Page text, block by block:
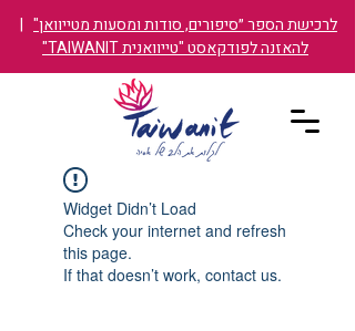
לרכישת הספר ״סיפורים, סודות ומסעות מטייוואן" |
להאזנה לפודקאסט "טייוואנית TAIWANIT"
Widget Didn’t Load
Check your internet and refresh
this page.
If that doesn’t work, contact us.